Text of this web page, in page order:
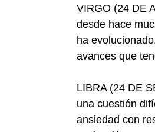
VIRGO (24 DE
desde hace
ha
avances que
LIBRA (24 DE
una cuestión
ansiedad con